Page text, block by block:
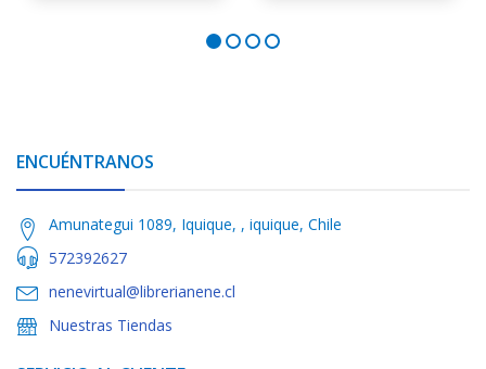
ENCUÉNTRANOS
Amunategui 1089, Iquique, , iquique, Chile
572392627
nenevirtual@librerianene.cl
Nuestras Tiendas